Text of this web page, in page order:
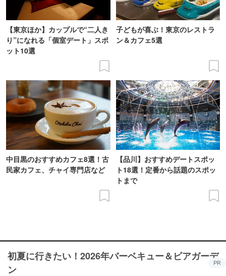
【東京ほか】カップルで“二人き
り”になれる「個室デート」スポ
ット10選
子どもが喜ぶ！東京のレストラ
ン＆カフェ5選
中目黒のおすすめカフェ8選！古
民家カフェ、チャイ専門店など
【品川】おすすめデートスポッ
ト18選！定番から話題のスポッ
トまで
初夏に行きたい！2026年バーベキュー＆ビアガーデ
ン
PR